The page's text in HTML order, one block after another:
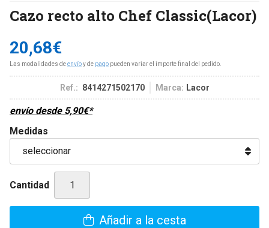
Cazo recto alto Chef Classic(Lacor)
20,68€
Las modalidades deenvíoy de pago pueden variar el importe final del pedido.
Ref.: 8414271502170 Marca: Lacor
envío desde 5,90€*
Medidas
Cantidad
Añadir a la cesta